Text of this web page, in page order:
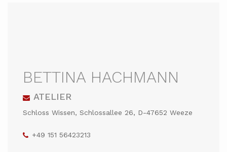
BETTINA HACHMANN
ATELIER
Schloss Wissen, Schlossallee 26, D-47652 Weeze
+49 151 56423213